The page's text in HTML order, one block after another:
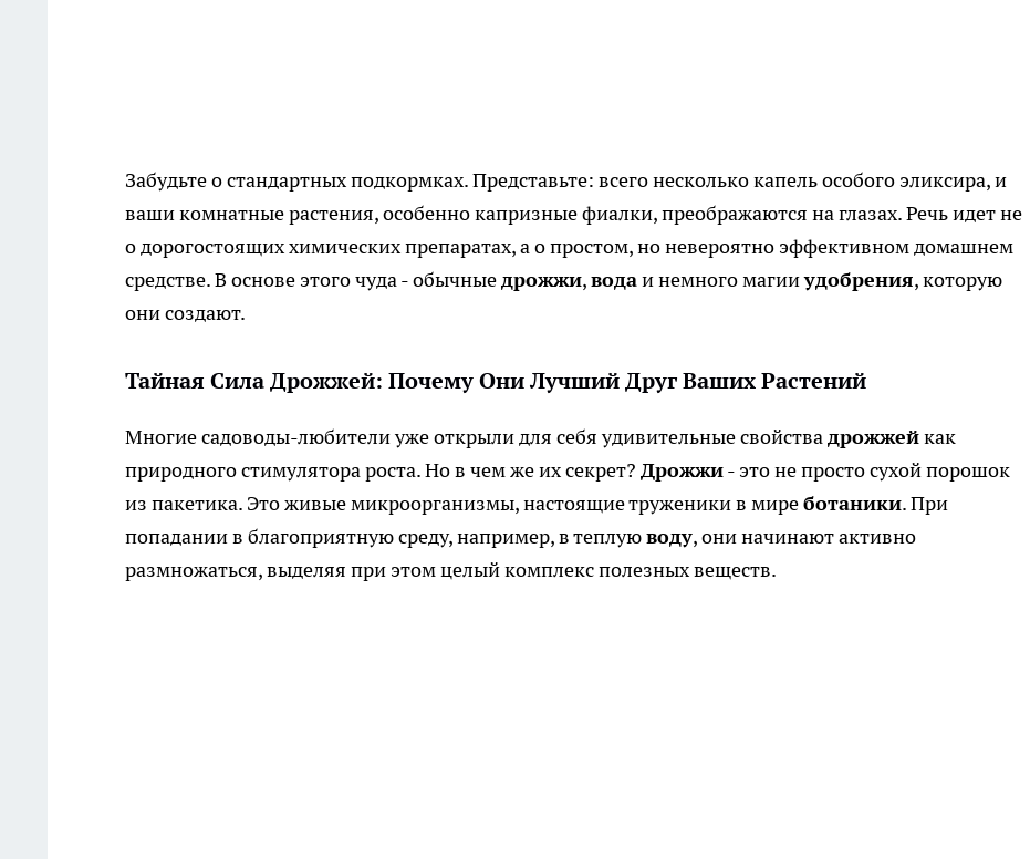
Забудьте о стандартных подкормках. Представьте: всего несколько капель особого эликсира, и
ваши комнатные растения, особенно капризные фиалки, преображаются на глазах. Речь идет не
о дорогостоящих химических препаратах, а о простом, но невероятно эффективном домашнем
средстве. В основе этого чуда - обычныедрожжи,водаи немного магииудобрения, которую
они создают.
Тайная Сила Дрожжей: Почему Они Лучший Друг Ваших Растений
Многие садоводы-любители уже открыли для себя удивительные свойствадрожжейкак
природного стимулятора роста. Но в чем же их секрет? Дрожжи- это не просто сухой порошок
из пакетика. Это живые микроорганизмы, настоящие труженики в миреботаники. При
попадании в благоприятную среду, например, в теплуюводу, они начинают активно
размножаться, выделяя при этом целый комплекс полезных веществ.